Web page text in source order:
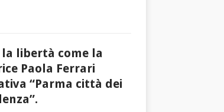
libertà come la
Paola Ferrari
“Parma città dei